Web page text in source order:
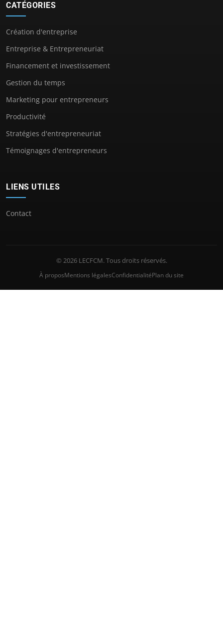
CATÉGORIES
Création d'entreprise
Entreprise & Entrepreneuriat
Financement et investissement
Gestion du temps
Marketing pour entrepreneurs
Productivité
Stratégies d'entrepreneuriat
Témoignages d'entrepreneurs
LIENS UTILES
Contact
© 2026 LECFCM. Tous droits réservés.
À proposMentions légalesConfidentialitéPlan du site